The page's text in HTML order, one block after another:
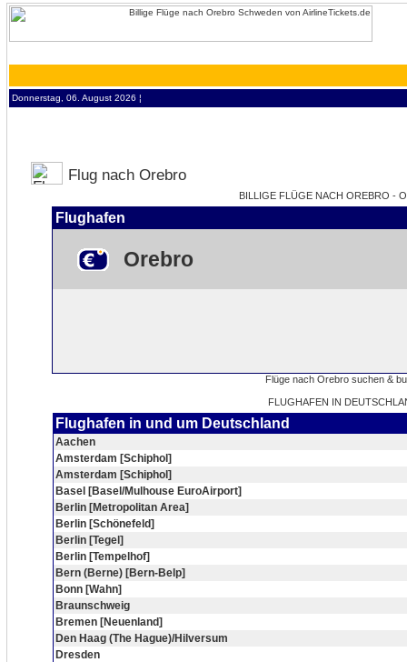
Donnerstag, 06. August 2026 ¦
Flug nach Orebro
BILLIGE FLÜGE NACH OREBRO -
Flughafen
Orebro
FLUGHAFEN IN
Flughafen in und um Deutschland
Aachen
Amsterdam [Schiphol]
Amsterdam [Schiphol]
Basel [Basel/Mulhouse EuroAirport]
Berlin [Metropolitan Area]
Berlin [Schönefeld]
Berlin [Tegel]
Berlin [Tempelhof]
Bern (Berne) [Bern-Belp]
Bonn [Wahn]
Braunschweig
Bremen [Neuenland]
Den Haag (The Hague)/Hilversum
Dresden